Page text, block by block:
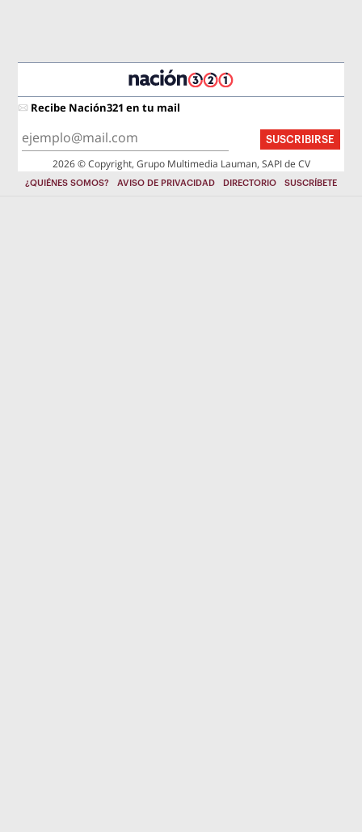
Recibe Nación321 en tu mail
SUSCRIBIRSE
2026 © Copyright, Grupo Multimedia Lauman, SAPI de CV
¿QUIÉNES SOMOS? AVISO DE PRIVACIDAD DIRECTORIO SUSCRÍBETE